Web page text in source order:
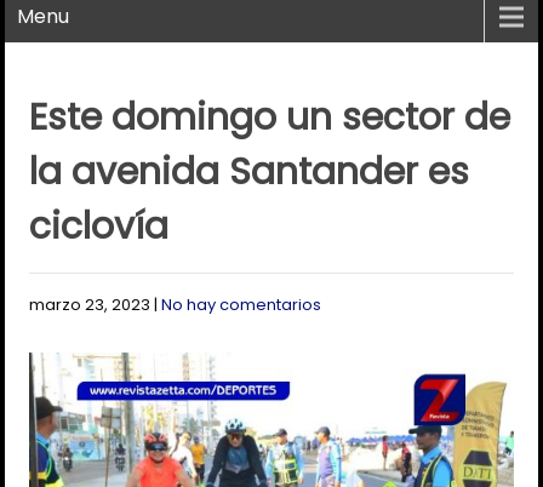
Menu
Este domingo un sector de
la avenida Santander es
ciclovía
marzo 23, 2023 |No hay comentarios